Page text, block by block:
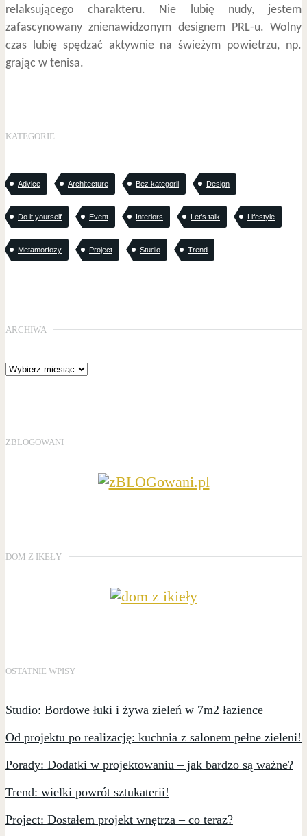
relaksującego charakteru. Nie lubię nudy, jestem
zafascynowany znienawidzonym designem PRL-u. Wolny
czas lubię spędzać aktywnie na świeżym powietrzu, np.
grając w tenisa.
KATEGORIE
Advice Architecture Bez kategorii Design
Do it yourself Event Interiors Let’s talk Lifestyle
Metamorfozy Project Studio Trend
ARCHIWA
ZBLOGOWANI
DOM Z IKEŁY
OSTATNIE WPISY
Studio: Bordowe łuki i żywa zieleń w 7m2 łazience
Od projektu po realizację: kuchnia z salonem pełne zieleni!
Porady: Dodatki w projektowaniu – jak bardzo są ważne?
Trend: wielki powrót sztukaterii!
Project: Dostałem projekt wnętrza – co teraz?